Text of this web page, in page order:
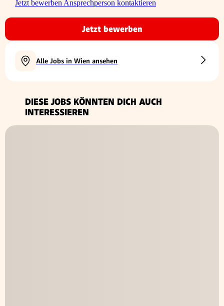
Jetzt bewerben Ansprechperson kontaktieren
Jetzt bewerben
Alle Jobs in Wien ansehen
DIESE JOBS KÖNNTEN DICH AUCH
INTERESSIEREN